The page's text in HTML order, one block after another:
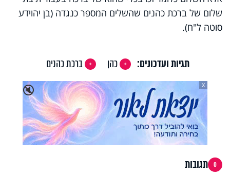
שלום של ברכת כהנים שהשלים המספר כנגדה (בן יהוידע
סוטה ל"ח).
תגיות ועדכונים: כהן
ברכת כהנים
🔇
X
0 תגובות